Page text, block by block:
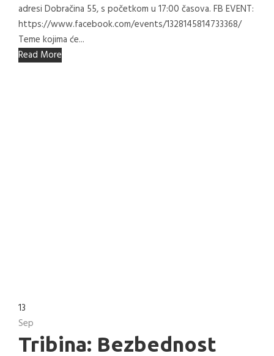
adresi Dobračina 55, s početkom u 17:00 časova. FB EVENT:
https://www.facebook.com/events/1328145814733368/
Teme kojima će...
Read More
13
Sep
Tribina: Bezbednost